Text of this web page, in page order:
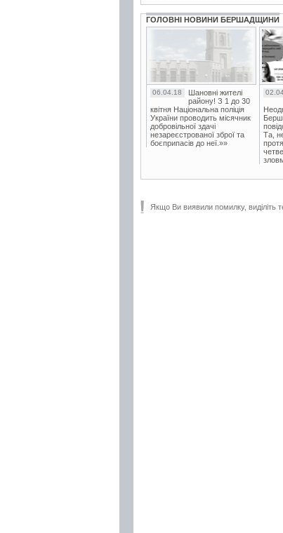
ГОЛОВНІ НОВИНИ БЕРШАДЩИНИ
06.04.18
Шановні жителі
району! З 1 до 30
квітня Національна поліція
України проводить місячник
добровільної здачі
незареєстрованої зброї та
боєприпасів до неї.»»
Та,
Якщо Ви виявили помилку, виділіть